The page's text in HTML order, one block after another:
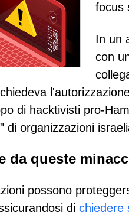
focus
In un
con
di hacktivisti pro-
di organizzazioni
da queste
possono
di chiedere